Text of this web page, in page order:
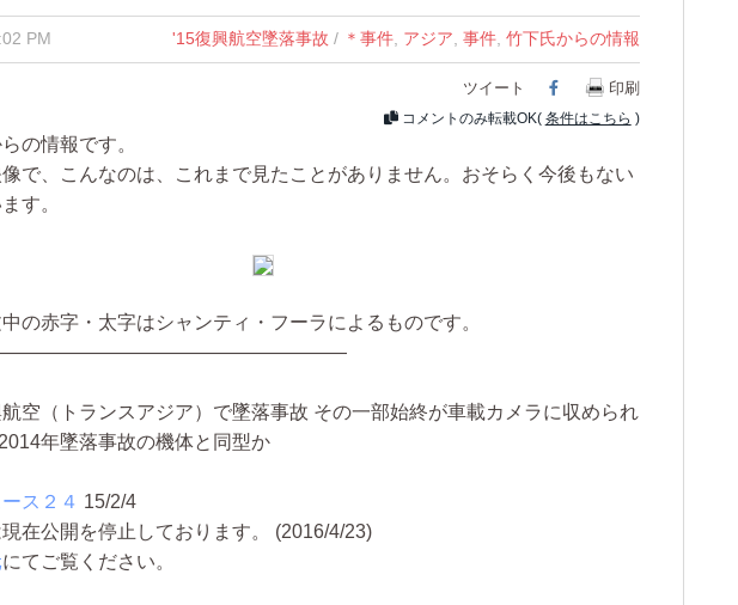
PM '15復興航空墜落事故 / ＊事件, アジア 事件, 竹下氏からの情報
ツイート Facebook
印刷
コメントのみ転載OK( 条件はこちら )
の情報です。
で、こんなのは、これまで見たことがありません。おそらく今後もない
す。
の赤字・太字はシャンティ・フーラによるものです。
航空（トランスアジア）で墜落事故 その一部始終が車載カメラに収められ
年墜落事故の機体と同型か
ス２４ 15/2/4
在公開を停止しております。 (2016/4/23)
にてご覧ください。